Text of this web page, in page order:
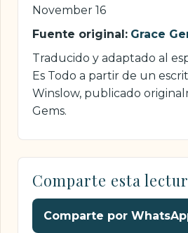
November 16
Fuente original: Grace
Traducido y adaptado al
Es Todo a partir de un
Winslow, publicado
Gems.
Comparte esta
Comparte por